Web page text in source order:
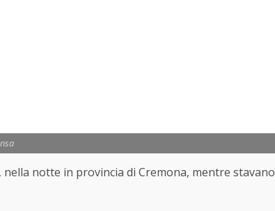
notte in provincia di Cremona, mentre stavano